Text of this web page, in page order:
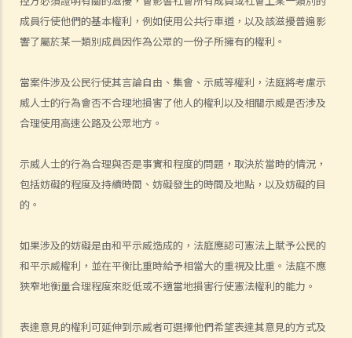
成員行使他們的基本權利，例如使用公共行車道，以及該滋擾普遍影
響了屬於某一類別成員因作為公眾的一份子所擁有的權利。
當案件涉及公民行使其言論自由、集會、示威等權利，法庭將考慮示
威人士的行為會否不合理地損害了他人的權利以及相關示威是否涉及
合理使用高速公路及公眾地方。
示威人士的行為合理與否是事實和程度的問題，取決於當時的情況，
包括妨礙的程度及持續時間、妨礙發生的時間及地點，以及妨礙的目
的。
如果涉及的妨礙是由和平示威造成的，法庭應認可憲法上賦予公民的
和平示威權利，並在平衡比重時給予相當大的重視及比重。法庭不應
狹窄地衡量合理程度來貶低或不適當地損害行使憲法權利的能力。
表達意見的權利可延伸到示威者可選擇他們希望表達其意見的方式及
2. 組織者需要為私人處所（如私家路）舉行的集會或遊行取得不反對通
知嗎？
4. 警方可否僅僅因為公眾集會或遊行可能對公眾造成不便而發出禁止或
反對的通知？
5. 如果警方已經發出了禁止集會的通知或反對遊行的通知，但是人們仍
6. 參與者可以在公開集會和遊行中進行娛樂表演嗎？
7. 如果一個宗教團體打算純為宗教目的而舉行公眾遊行，該團體是否需
要作出公眾遊行的意向通知？
（公眾遊行的情況）而不向警務處處長作出意向通知，但最後實際參加
人數超出了50人（公眾集會的情況）或30人（公眾遊行的情況），組織
者是否違反了《公安條例》？組織者是否應該停止相關的公眾機會或遊